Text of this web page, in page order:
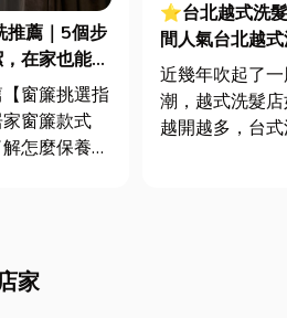
推薦｜5個步
在家也能輕
窗簾挑選指
窗簾款式
怎麼保養
遮光布窗簾
⭐台北越式洗
間人氣台北越
越式洗髮？越
案內容
近幾年吹起了
潮，越式洗髮
越開越多，台
家